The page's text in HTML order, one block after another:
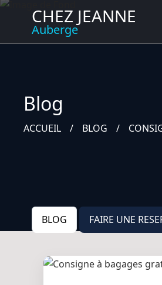
CHEZ JEANNE
Auberge
Blog
ACCUEIL BLOG
BLOG FAIRE UNE